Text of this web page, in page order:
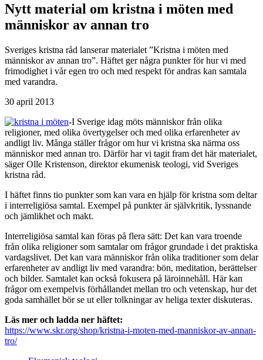
Nytt material om kristna i möten med
människor av annan tro
Sveriges kristna råd lanserar materialet ”Kristna i möten med
människor av annan tro”. Häftet ger några punkter för hur vi med
frimodighet i vår egen tro och med respekt för andras kan samtala
med varandra.
30 april 2013
-I Sverige idag möts människor från olika
religioner, med olika övertygelser och med olika erfarenheter av
andligt liv. Många ställer frågor om hur vi kristna ska närma oss
människor med annan tro. Därför har vi tagit fram det här materialet,
säger Olle Kristenson, direktor ekumenisk teologi, vid Sveriges
kristna råd.
I häftet finns tio punkter som kan vara en hjälp för kristna som deltar
i interreligiösa samtal. Exempel på punkter är självkritik, lyssnande
och jämlikhet och makt.
Interreligiösa samtal kan föras på flera sätt: Det kan vara troende
från olika religioner som samtalar om frågor grundade i det praktiska
vardagslivet. Det kan vara människor från olika traditioner som delar
erfarenheter av andligt liv med varandra: bön, meditation, berättelser
och bilder. Samtalet kan också fokusera på läroinnehåll. Här kan
frågor om exempelvis förhållandet mellan tro och vetenskap, hur det
goda samhället bör se ut eller tolkningar av heliga texter diskuteras.
Läs mer och ladda ner häftet:
https://www.skr.org/shop/kristna-i-moten-med-manniskor-av-annan-
tro/